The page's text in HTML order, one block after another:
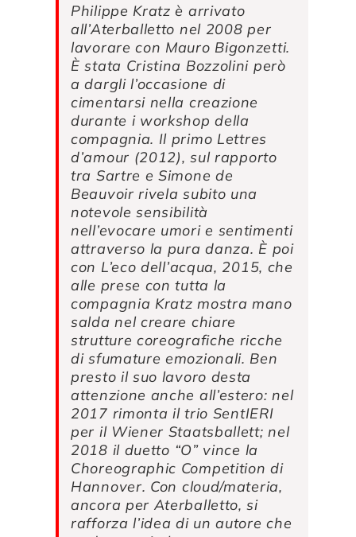
Philippe Kratz è arrivato
all’Aterballetto nel 2008 per
lavorare con Mauro Bigonzetti.
È stata Cristina Bozzolini però
a dargli l’occasione di
cimentarsi nella creazione
durante i workshop della
compagnia. Il primo Lettres
d’amour (2012), sul rapporto
tra Sartre e Simone de
Beauvoir rivela subito una
notevole sensibilità
nell’evocare umori e sentimenti
attraverso la pura danza. È poi
con L’eco dell’acqua, 2015, che
alle prese con tutta la
compagnia Kratz mostra mano
salda nel creare chiare
strutture coreografiche ricche
di sfumature emozionali. Ben
presto il suo lavoro desta
attenzione anche all’estero: nel
2017 rimonta il trio SentIERI
per il Wiener Staatsballett; nel
2018 il duetto “O”vince la
Choreographic Competition di
Hannover. Con cloud/materia,
ancora per Aterballetto, si
rafforza l’idea di un autore che